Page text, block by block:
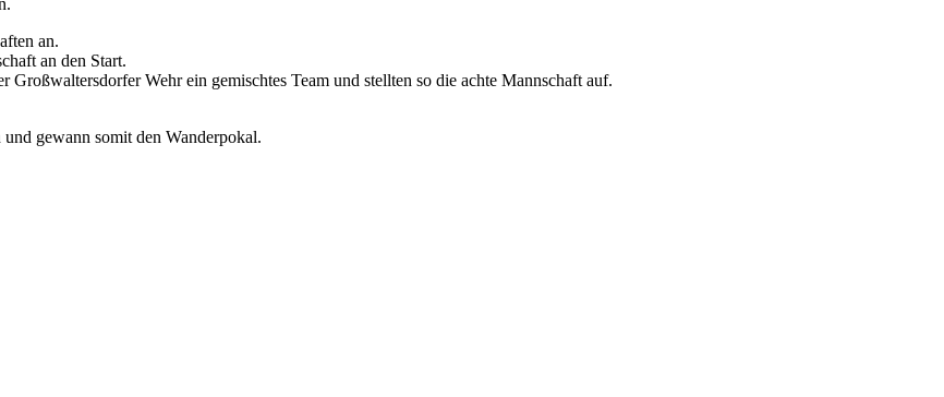
an.
an den Start.
Wehr ein gemischtes Team und stellten so die achte Mannschaft auf.
gewann somit den Wanderpokal.